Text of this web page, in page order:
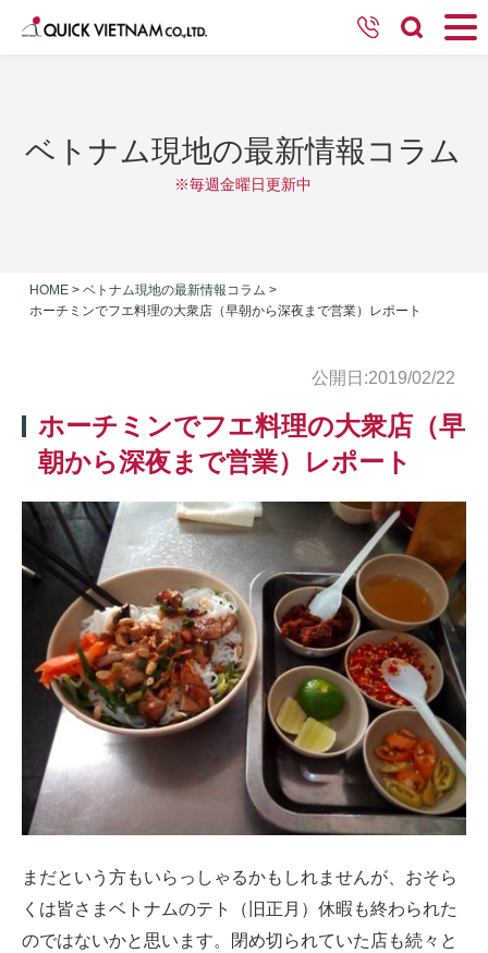
ベトナム現地の最新情報コラム
※毎週金曜日更新中
HOME > ベトナム現地の最新情報コラム >
ホーチミンでフエ料理の大衆店（早朝から深夜まで営業）レポート
公開日:2019/02/22
ホーチミンでフエ料理の大衆店（早
朝から深夜まで営業）レポート
まだという方もいらっしゃるかもしれませんが、おそら
くは皆さまベトナムのテト（旧正月）休暇も終わられた
のではないかと思います。閉め切られていた店も続々と